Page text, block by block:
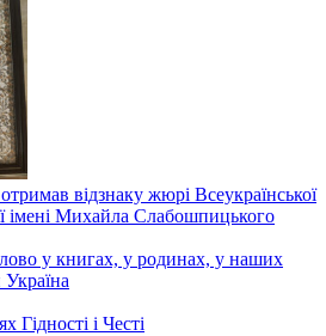
відзнаку жюрі Всеукраїнської
імені Михайла Слабошпицького
у книгах, у родинах, у наших
і Честі